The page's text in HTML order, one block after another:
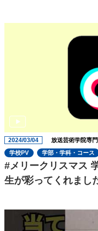
2024/03/04 放送芸術学院専
学校PV
学部・学科・コース
#メリークリスマス
生が彩ってくれまし